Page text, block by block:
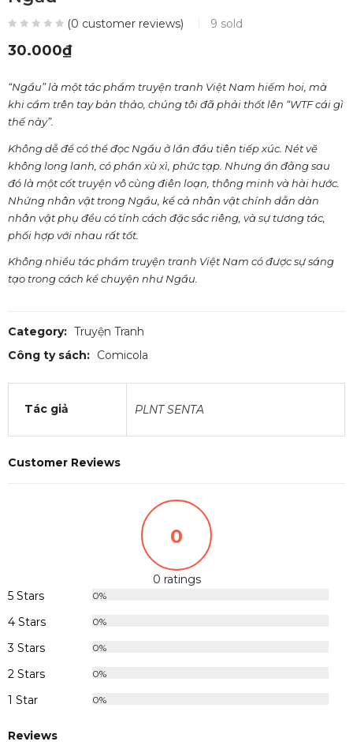
(0 customer reviews) 9 sold
30.000₫
“Ngầu” là một tác phẩm truyện tranh Việt Nam hiếm hoi, mà
khi cầm trên tay bản thảo, chúng tôi đã phải thốt lên “WTF cái gì
thế này”.
Không dễ để có thể đọc Ngầu ở lần đầu tiên tiếp xúc. Nét vẽ
không long lanh, có phần xù xì, phức tạp. Nhưng ẩn đằng sau
đó là một cốt truyện vô cùng điên loạn, thông minh và hài hước.
Nhứng nhân vật trong Ngầu, kể cả nhân vật chính dẫn dàn
nhân vật phụ đều có tính cách đặc sắc riêng, và sự tương tác,
phối hợp với nhau rất tốt.
Không nhiều tác phẩm truyện tranh Việt Nam có được sự sáng
tạo trong cách kể chuyện như Ngầu.
Category: Truyện Tranh
Công ty sách: Comicola
Tác giả PLNT SENTA
Customer Reviews
0
0 ratings
5 Stars
0%
4 Stars 0%
3 Stars 0%
2 Stars 0%
1 Star 0%
Reviews